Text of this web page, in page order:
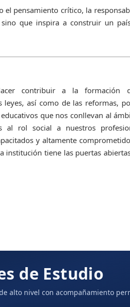
pensamiento crítico, la
que inspira a construir un
contribuir a la formación
leyes, así como de las reformas,
que nos conllevan al
al rol social a nuestros
y altamente
institución tiene las puertas